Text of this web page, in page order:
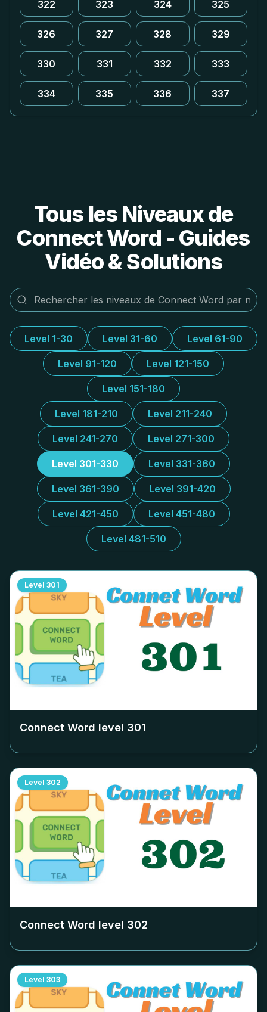
322 323 324 325
326 327 328 329
330 331 332 333
334 335 336 337
Tous les Niveaux de
Connect Word - Guides
Vidéo & Solutions
Level 1-30 Level 31-60 Level 61-90
Level 91-120 Level 121-150
Level 151-180
Level 181-210 Level 211-240
Level 241-270 Level 271-300
Level 301-330 Level 331-360
Level 361-390 Level 391-420
Level 421-450 Level 451-480
Level 481-510
Level 301
Connect Word level 301
Level 302
Connect Word level 302
Level 303